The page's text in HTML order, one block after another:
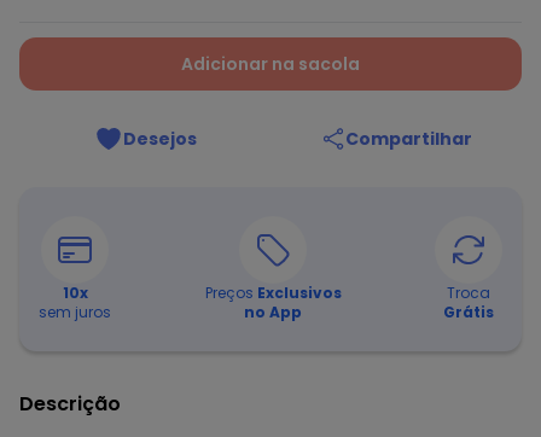
Adicionar na sacola
Desejos Compartilhar
10x
sem juros
Preços Exclusivos
no App
Troca
Grátis
Descrição